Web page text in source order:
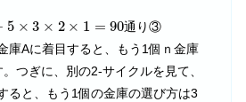
5 × 3 × 2 × 1 = 90
× 2× 1 =90
通り③
庫Aに着目すると、もう1個ｎ金庫
つぎに、別の2-サイクルを見て、
ると、もう1個の金庫の選び方は3